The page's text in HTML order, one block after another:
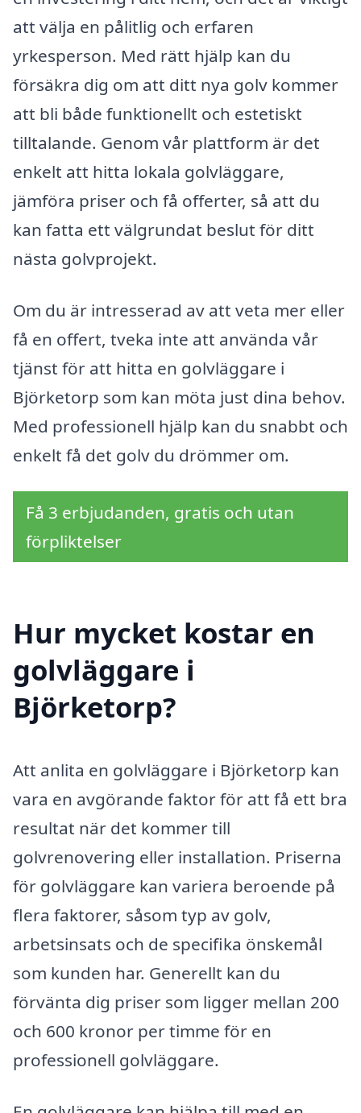
att välja en pålitlig och erfaren
yrkesperson. Med rätt hjälp kan du
försäkra dig om att ditt nya golv kommer
att bli både funktionellt och estetiskt
tilltalande. Genom vår plattform är det
enkelt att hitta lokala golvläggare,
jämföra priser och få offerter, så att du
kan fatta ett välgrundat beslut för ditt
nästa golvprojekt.
Om du är intresserad av att veta mer eller
få en offert, tveka inte att använda vår
tjänst för att hitta en golvläggare i
Björketorp som kan möta just dina behov.
Med professionell hjälp kan du snabbt och
enkelt få det golv du drömmer om.
Få 3 erbjudanden, gratis och utan
förpliktelser
Hur mycket kostar en
golvläggare i
Björketorp?
Att anlita en golvläggare i Björketorp kan
vara en avgörande faktor för att få ett bra
resultat när det kommer till
golvrenovering eller installation. Priserna
för golvläggare kan variera beroende på
flera faktorer, såsom typ av golv,
arbetsinsats och de specifika önskemål
som kunden har. Generellt kan du
förvänta dig priser som ligger mellan 200
och 600 kronor per timme för en
professionell golvläggare.